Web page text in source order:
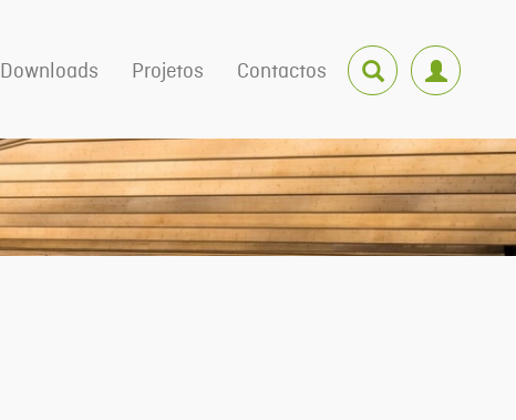
Downloads Projetos Contactos